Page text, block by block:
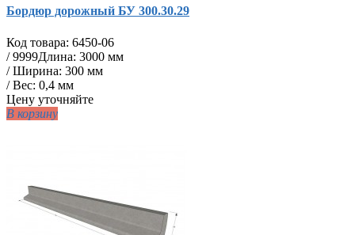
Бордюр дорожный БУ 300.30.29
Код товара: 6450-06
/9999Длина: 3000 мм
/ Ширина: 300 мм
/ Вес: 0,4 мм
Цену уточняйте
В корзину